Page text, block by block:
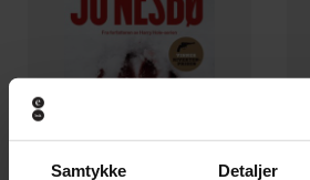
Samtykke Detaljer